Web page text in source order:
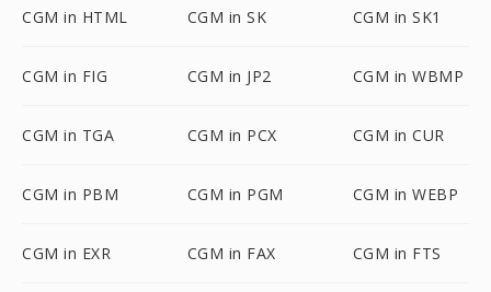
CGM in HTML CGM in SK CGM in SK1
CGM in FIG CGM in JP2 CGM in WBMP
CGM in TGA CGM in PCX CGM in CUR
CGM in PBM CGM in PGM CGM in WEBP
CGM in EXR CGM in FAX CGM in FTS